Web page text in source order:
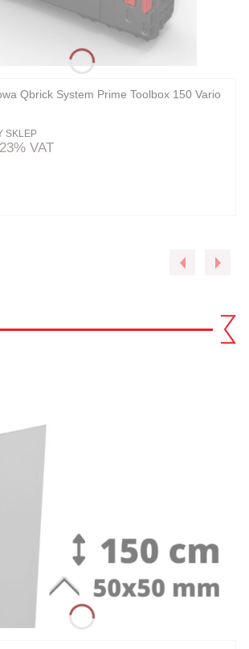
Qbrick System Prime Toolbox 150 Vario
SKLEP
23% VAT